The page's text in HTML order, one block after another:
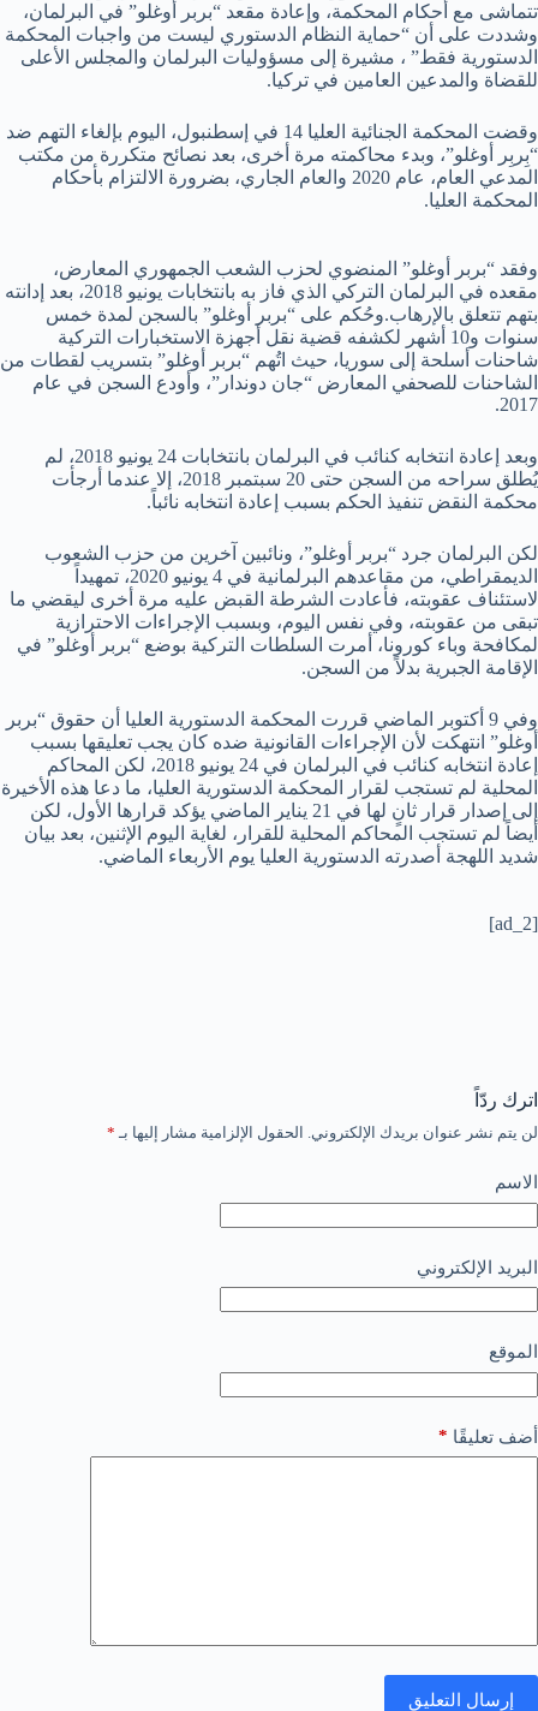
تتماشى مع أحكام المحكمة، وإعادة مقعد “بربر أوغلو” في البرلمان،
وشددت على أن “حماية النظام الدستوري ليست من واجبات المحكمة
الدستورية فقط” ، مشيرة إلى مسؤوليات البرلمان والمجلس الأعلى
للقضاة والمدعين العامين في تركيا.
وقضت المحكمة الجنائية العليا 14 في إسطنبول، اليوم بإلغاء التهم ضد
“بِربِر أوغلو”، وبدء محاكمته مرة أخرى، بعد نصائح متكررة من مكتب
المدعي العام، عام 2020 والعام الجاري، بضرورة الالتزام بأحكام
المحكمة العليا.
وفقد “بربر أوغلو” المنضوي لحزب الشعب الجمهوري المعارض،
مقعده في البرلمان التركي الذي فاز به بانتخابات يونيو 2018، بعد إدانته
بتهم تتعلق بالإرهاب.وحُكم على “بربر أوغلو” بالسجن لمدة خمس
سنوات و10 أشهر لكشفه قضية نقل أجهزة الاستخبارات التركية
شاحنات أسلحة إلى سوريا، حيث اتُهم “بربر أوغلو” بتسريب لقطات من
الشاحنات للصحفي المعارض “جان دوندار”، وأودع السجن في عام
2017.
وبعد إعادة انتخابه كنائب في البرلمان بانتخابات 24 يونيو 2018، لم
يُطلق سراحه من السجن حتى 20 سبتمبر 2018، إلا عندما أرجأت
محكمة النقض تنفيذ الحكم بسبب إعادة انتخابه نائباً.
لكن البرلمان جرد “بربر أوغلو”، ونائبين آخرين من حزب الشعوب
الديمقراطي، من مقاعدهم البرلمانية في 4 يونيو 2020، تمهيداً
لاستئناف عقوبته، فأعادت الشرطة القبض عليه مرة أخرى ليقضي ما
تبقى من عقوبته، وفي نفس اليوم، وبسبب الإجراءات الاحترازية
لمكافحة وباء كورونا، أمرت السلطات التركية بوضع “بربر أوغلو” في
الإقامة الجبرية بدلاً من السجن.
وفي 9 أكتوبر الماضي قررت المحكمة الدستورية العليا أن حقوق “بربر
أوغلو” انتهكت لأن الإجراءات القانونية ضده كان يجب تعليقها بسبب
إعادة انتخابه كنائب في البرلمان في 24 يونيو 2018، لكن المحاكم
المحلية لم تستجب لقرار المحكمة الدستورية العليا، ما دعا هذه الأخيرة
إلى إصدار قرار ثانٍ لها في 21 يناير الماضي يؤكد قرارها الأول، لكن
أيضاً لم تستجب المحاكم المحلية للقرار، لغاية اليوم الإثنين، بعد بيان
شديد اللهجة أصدرته الدستورية العليا يوم الأربعاء الماضي.
[ad_2]
اترك ردّاً
لن يتم نشر عنوان بريدك الإلكتروني. الحقول الإلزامية مشار إليها بـ *
الاسم
البريد الإلكتروني
الموقع
أضف تعليقًا *
إرسال التعليق